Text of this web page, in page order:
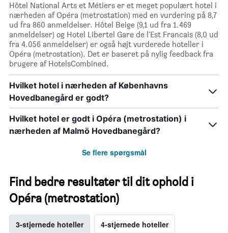
Hôtel National Arts et Métiers er et meget populært hotel i
nærheden af Opéra (metrostation) med en vurdering på 8,7
ud fra 860 anmeldelser. Hôtel Beige (9,1 ud fra 1.469
anmeldelser) og Hotel Libertel Gare de l'Est Francais (8,0 ud
fra 4.056 anmeldelser) er også højt vurderede hoteller i
Opéra (metrostation). Det er baseret på nylig feedback fra
brugere af HotelsCombined.
Hvilket hotel i nærheden af Københavns
Hovedbanegård er godt?
Hvilket hotel er godt i Opéra (metrostation) i
nærheden af Malmö Hovedbanegård?
Se flere spørgsmål
Find bedre resultater til dit ophold i
Opéra (metrostation)
3-stjernede hoteller 4-stjernede hoteller